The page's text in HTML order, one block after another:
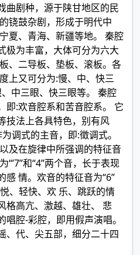
曲剧种，源于陕甘地区的民
铙鼓杂剧，形成于明代中
夏、青海、新疆等地。 秦腔
极为丰富，大体可分为六大
、二导板、垫板、滚板。各
上又可分为:慢、中、快三
中三眼、快三眼等。 秦腔
即:欢音腔系和苦音腔系。 它
技法上各具特色，别有风
调式的主音，即:徵调式。
及在旋律中所强调的特征音
和“4”两个音，长于表现
感 情。欢音的特征音为“6”
、轻快、欢 乐、跳跃的情
格高亢、激越、雄壮、 悲
腔-彩腔，即用假声演唱。
、代、尖五部，细分二十四